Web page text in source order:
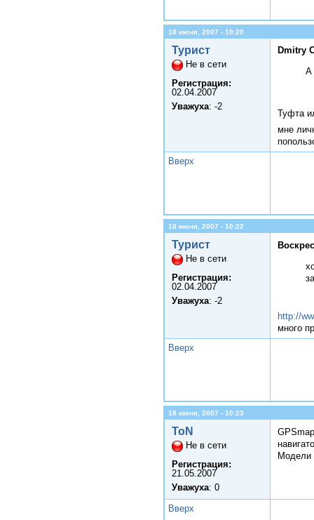
18 июня, 2007 - 10:20
Турист
Не в сети
Регистрация:
02.04.2007
Уважуха: -2
Dmitry
А
Туфта
мне
Вверх
18 июня, 2007 - 10:22
Турист
Не в сети
Регистрация:
02.04.2007
Уважуха: -2
http://
много
Вверх
18 июня, 2007 - 10:23
ToN
Не в сети
Регистрация:
21.05.2007
Уважуха: 0
Модели
Вверх